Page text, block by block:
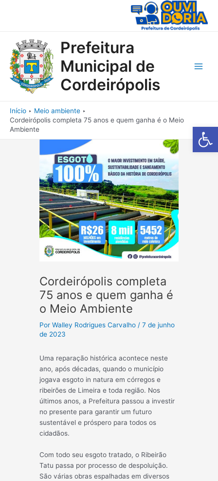
Barra de
Prefeitura
Municipal de
Cordeirópolis
Início
Meio ambiente
Cordeirópolis completa 75 anos e quem ganha é o Meio
Ambiente
Cordeirópolis completa
75 anos e quem ganha é
o Meio Ambiente
PorWalley Rodrigues Carvalho/7 de junho
de 2023
Uma reparação histórica acontece neste
ano, após décadas, quando o município
jogava esgoto in natura em córregos e
ribeirões de Limeira e toda região. Nos
últimos anos, a Prefeitura passou a investir
no presente para garantir um futuro
sustentável e próspero para todos os
cidadãos.
Com todo seu esgoto tratado, o Ribeirão
Tatu passa por processo de despoluição.
São várias obras espalhadas em diversos